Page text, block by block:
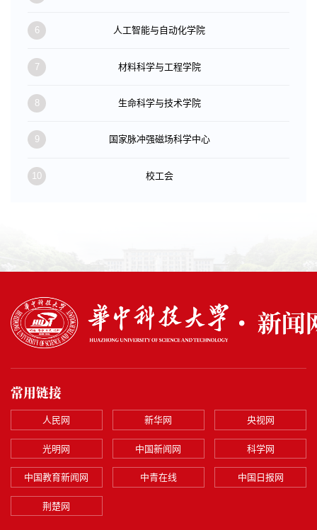
6 人工智能与自动化学院
7 材料科学与工程学院
8 生命科学与技术学院
9 国家脉冲强磁场科学中心
10 校工会
常用链接
人民网 新华网 央视网
光明网 中国新闻网 科学网
中国教育新闻网 中青在线 中国日报网
荆楚网